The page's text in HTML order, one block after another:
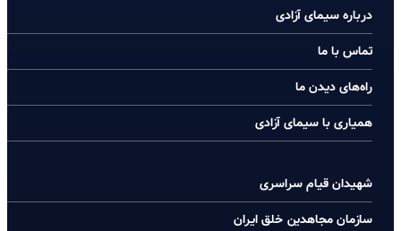
درباره سیمای آزادی
تماس با ما
راه‌های دیدن ما
همیاری با سیمای آزادی
شهیدان قیام سراسری
سازمان مجاهدین خلق ایران